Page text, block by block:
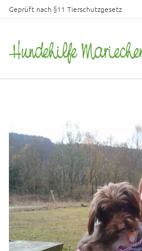
Geprüft nach §11 Tierschutzgesetz